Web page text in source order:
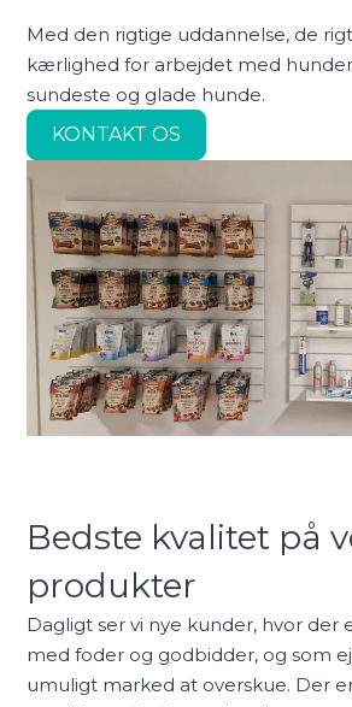
Med den rigtige uddannelse, de
kærlighed for arbejdet med
sundeste og glade hunde.
KONTAKT OS
Bedste kvalitet på
produkter
Dagligt ser vi nye kunder, hvor der
med foder og godbidder, og som
umuligt marked at overskue. Der